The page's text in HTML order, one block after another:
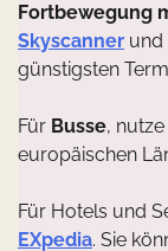
Fortbewegung
Skyscanner und
günstigsten
Für Busse,
europäischen
Für Hotels und
EXpedia. Sie